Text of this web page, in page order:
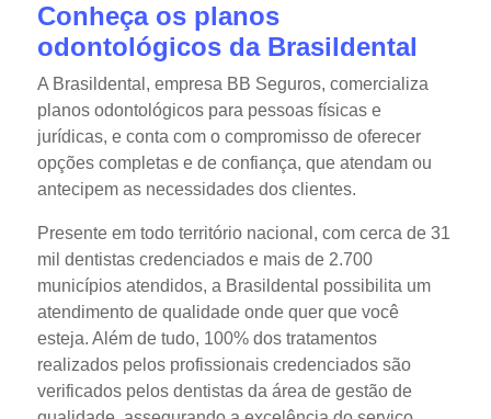
Conheça os planos
odontológicos da Brasildental
A Brasildental, empresa BB Seguros, comercializa
planos odontológicos para pessoas físicas e
jurídicas, e conta com o compromisso de oferecer
opções completas e de confiança, que atendam ou
antecipem as necessidades dos clientes.
Presente em todo território nacional, com cerca de 31
mil dentistas credenciados e mais de 2.700
municípios atendidos, a Brasildental possibilita um
atendimento de qualidade onde quer que você
esteja. Além de tudo, 100% dos tratamentos
realizados pelos profissionais credenciados são
verificados pelos dentistas da área de gestão de